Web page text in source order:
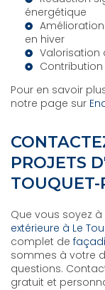
énergétique
en hiver
Valorisation
Pour en savoir
notre page sur
PROJETS
TOUQUET-
Que vous soyez
extérieure à Le
complet de
sommes à votre
questions.
gratuit et